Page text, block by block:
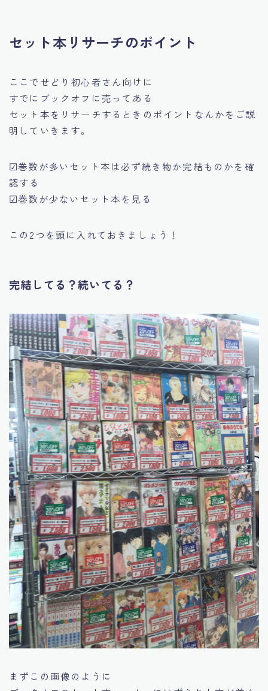
セット本リサーチのポイント
ここでせどり初心者さん向けに
すでにブックオフに売ってある
セット本をリサーチするときのポイントなんかをご説
明していきます。
☑巻数が多いセット本は必ず続き物か完結ものかを確
認する
☑巻数が少ないセット本を見る
この2つを頭に入れておきましょう！
完結してる？続いてる？
まずこの画像のように